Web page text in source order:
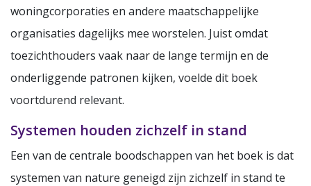
woningcorporaties en andere maatschappelijke
organisaties dagelijks mee worstelen. Juist omdat
toezichthouders vaak naar de lange termijn en de
onderliggende patronen kijken, voelde dit boek
voortdurend relevant.
Systemen houden zichzelf in stand
Een van de centrale boodschappen van het boek is dat
systemen van nature geneigd zijn zichzelf in stand te